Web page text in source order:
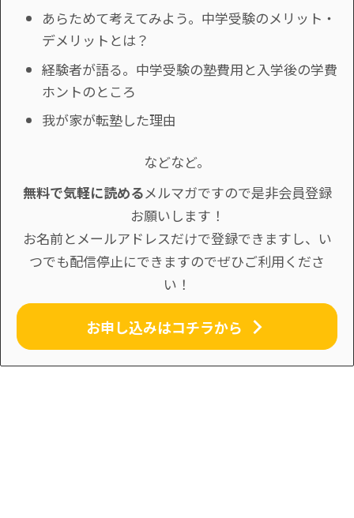
あらためて考えてみよう。中学受験のメリット・
デメリットとは？
経験者が語る。中学受験の塾費用と入学後の学費
ホントのところ
我が家が転塾した理由
などなど。
無料で気軽に読めるメルマガですので是非会員登録
お願いします！
お名前とメールアドレスだけで登録できますし、い
つでも配信停止にできますのでぜひご利用くださ
い！
お申し込みはコチラから